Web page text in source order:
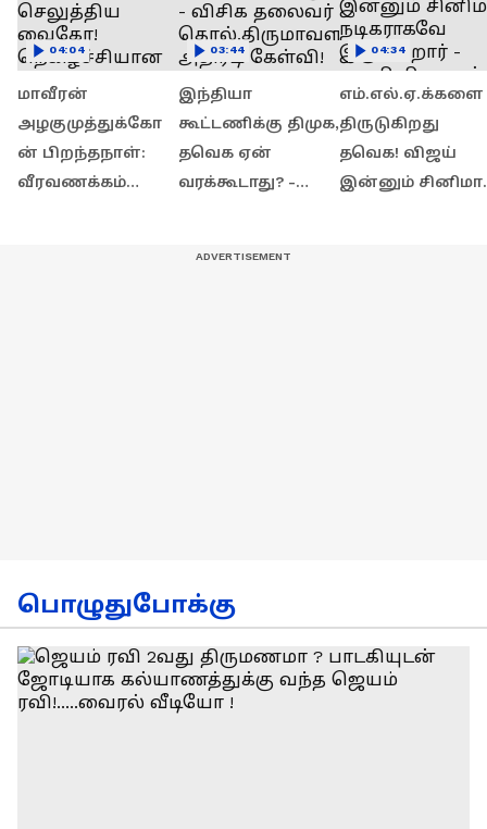
மாவீரன்
அழகுமுத்துக்கோ
ன் பிறந்தநாள்:
வீரவணக்கம்
04:04
இந்தியா
கூட்டணிக்கு திமுக,
தவெக ஏன்
வரக்கூடாது? -
03:44
எம்.எல்.ஏ.க்களை
திருடுகிறது
தவெக! விஜய்
இன்னும் சினிமா
04:34
பொழுதுபோக்கு